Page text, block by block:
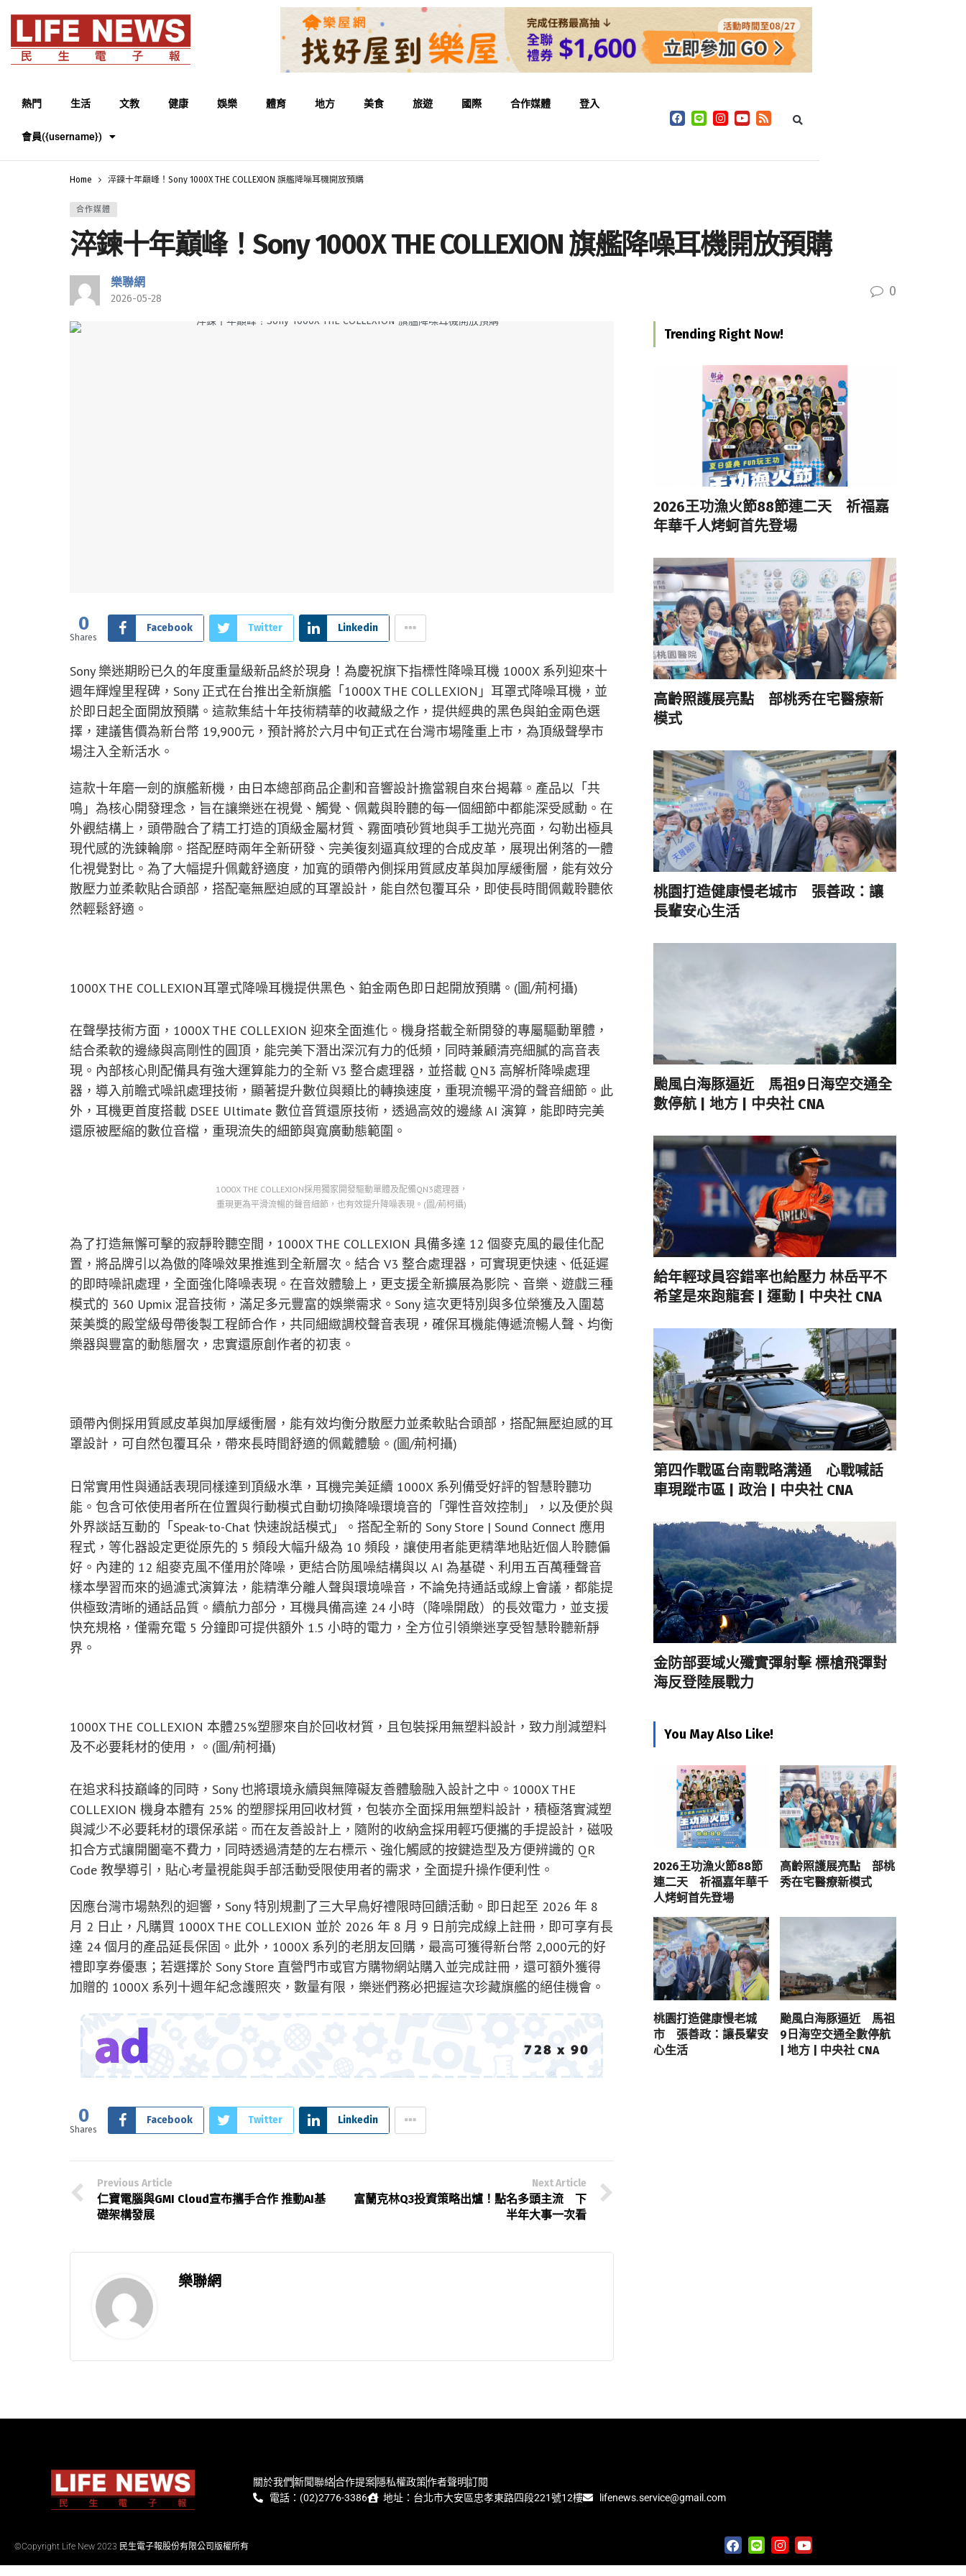
熱門 生活 文教 健康 娛樂 體育 地方 美食 旅遊 國際 合作媒體 登入
會員({username})
Home 淬鍊十年巔峰！Sony 1000X THE COLLEXION 旗艦降噪耳機開放預購
合作媒體
淬鍊十年巔峰！Sony 1000X THE COLLEXION 旗艦降噪耳機開放預購
樂聯網
2026-05-28 0
0
Shares
Facebook Twitter Linkedin
Sony 樂迷期盼已久的年度重量級新品終於現身！為慶祝旗下指標性降噪耳機 1000X 系列迎來十
週年輝煌里程碑，Sony 正式在台推出全新旗艦「1000X THE COLLEXION」耳罩式降噪耳機，並
於即日起全面開放預購。這款集結十年技術精華的收藏級之作，提供經典的黑色與鉑金兩色選
擇，建議售價為新台幣 19,900元，預計將於六月中旬正式在台灣市場隆重上市，為頂級聲學市
場注入全新活水。
這款十年磨一劍的旗艦新機，由日本總部商品企劃和音響設計擔當親自來台揭幕。產品以「共
鳴」為核心開發理念，旨在讓樂迷在視覺、觸覺、佩戴與聆聽的每一個細節中都能深受感動。在
外觀結構上，頭帶融合了精工打造的頂級金屬材質、霧面噴砂質地與手工拋光亮面，勾勒出極具
現代感的洗鍊輪廓。搭配歷時兩年全新研發、完美復刻逼真紋理的合成皮革，展現出俐落的一體
化視覺對比。為了大幅提升佩戴舒適度，加寬的頭帶內側採用質感皮革與加厚緩衝層，能有效分
散壓力並柔軟貼合頭部，搭配毫無壓迫感的耳罩設計，能自然包覆耳朵，即使長時間佩戴聆聽依
然輕鬆舒適。
1000X THE COLLEXION耳罩式降噪耳機提供黑色、鉑金兩色即日起開放預購。(圖/荊柯攝)
在聲學技術方面，1000X THE COLLEXION 迎來全面進化。機身搭載全新開發的專屬驅動單體，
結合柔軟的邊緣與高剛性的圓頂，能完美下潛出深沉有力的低頻，同時兼顧清亮細膩的高音表
現。內部核心則配備具有強大運算能力的全新 V3 整合處理器，並搭載 QN3 高解析降噪處理
器，導入前瞻式噪訊處理技術，顯著提升數位與類比的轉換速度，重現流暢平滑的聲音細節。此
外，耳機更首度搭載 DSEE Ultimate 數位音質還原技術，透過高效的邊緣 AI 演算，能即時完美
還原被壓縮的數位音檔，重現流失的細節與寬廣動態範圍。
1000X THE COLLEXION採用獨家開發驅動單體及配備QN3處理器，
重現更為平滑流暢的聲音細節，也有效提升降噪表現。(圖/荊柯攝)
為了打造無懈可擊的寂靜聆聽空間，1000X THE COLLEXION 具備多達 12 個麥克風的最佳化配
置，將品牌引以為傲的降噪效果推進到全新層次。結合 V3 整合處理器，可實現更快速、低延遲
的即時噪訊處理，全面強化降噪表現。在音效體驗上，更支援全新擴展為影院、音樂、遊戲三種
模式的 360 Upmix 混音技術，滿足多元豐富的娛樂需求。Sony 這次更特別與多位榮獲及入圍葛
萊美獎的殿堂級母帶後製工程師合作，共同細緻調校聲音表現，確保耳機能傳遞流暢人聲、均衡
樂器與豐富的動態層次，忠實還原創作者的初衷。
頭帶內側採用質感皮革與加厚緩衝層，能有效均衡分散壓力並柔軟貼合頭部，搭配無壓迫感的耳
罩設計，可自然包覆耳朵，帶來長時間舒適的佩戴體驗。(圖/荊柯攝)
日常實用性與通話表現同樣達到頂級水準，耳機完美延續 1000X 系列備受好評的智慧聆聽功
能。包含可依使用者所在位置與行動模式自動切換降噪環境音的「彈性音效控制」，以及便於與
外界談話互動的「Speak-to-Chat 快速說話模式」。搭配全新的 Sony Store | Sound Connect 應用
程式，等化器設定更從原先的 5 頻段大幅升級為 10 頻段，讓使用者能更精準地貼近個人聆聽偏
好。內建的 12 組麥克風不僅用於降噪，更結合防風噪結構與以 AI 為基礎、利用五百萬種聲音
樣本學習而來的過濾式演算法，能精準分離人聲與環境噪音，不論免持通話或線上會議，都能提
供極致清晰的通話品質。續航力部分，耳機具備高達 24 小時（降噪開啟）的長效電力，並支援
快充規格，僅需充電 5 分鐘即可提供額外 1.5 小時的電力，全方位引領樂迷享受智慧聆聽新靜
界。
1000X THE COLLEXION 本體25%塑膠來自於回收材質，且包裝採用無塑料設計，致力削減塑料
及不必要耗材的使用，。(圖/荊柯攝)
在追求科技巔峰的同時，Sony 也將環境永續與無障礙友善體驗融入設計之中。1000X THE
COLLEXION 機身本體有 25% 的塑膠採用回收材質，包裝亦全面採用無塑料設計，積極落實減塑
與減少不必要耗材的環保承諾。而在友善設計上，隨附的收納盒採用輕巧便攜的手提設計，磁吸
扣合方式讓開闔毫不費力，同時透過清楚的左右標示、強化觸感的按鍵造型及方便辨識的 QR
Code 教學導引，貼心考量視能與手部活動受限使用者的需求，全面提升操作便利性。
因應台灣市場熱烈的迴響，Sony 特別規劃了三大早鳥好禮限時回饋活動。即日起至 2026 年 8
月 2 日止，凡購買 1000X THE COLLEXION 並於 2026 年 8 月 9 日前完成線上註冊，即可享有長
達 24 個月的產品延長保固。此外，1000X 系列的老朋友回購，最高可獲得新台幣 2,000元的好
禮即享券優惠；若選擇於 Sony Store 直營門市或官方購物網站購入並完成註冊，還可額外獲得
加贈的 1000X 系列十週年紀念護照夾，數量有限，樂迷們務必把握這次珍藏旗艦的絕佳機會。
0
Shares
Facebook Twitter Linkedin
Previous Article
仁寶電腦與GMI Cloud宣布攜手合作 推動AI基
礎架構發展
Next Article
富蘭克林Q3投資策略出爐！點名多頭主流 下
半年大事一次看
樂聯網
Trending Right Now!
2026王功漁火節88節連二天 祈福嘉
年華千人烤蚵首先登場
高齡照護展亮點 部桃秀在宅醫療新
模式
桃園打造健康慢老城市 張善政：讓
長輩安心生活
颱風白海豚逼近 馬祖9日海空交通全
數停航 | 地方 | 中央社 CNA
給年輕球員容錯率也給壓力 林岳平不
希望是來跑龍套 | 運動 | 中央社 CNA
第四作戰區台南戰略溝通 心戰喊話
車現蹤市區 | 政治 | 中央社 CNA
金防部要域火殲實彈射擊 標槍飛彈對
海反登陸展戰力
You May Also Like!
2026王功漁火節88節
連二天 祈福嘉年華千
人烤蚵首先登場
高齡照護展亮點 部桃
秀在宅醫療新模式
桃園打造健康慢老城
市 張善政：讓長輩安
心生活
颱風白海豚逼近 馬祖
9日海空交通全數停航
| 地方 | 中央社 CNA
關於我們新聞聯絡合作提案隱私權政策作者聲明訂閱
電話：(02)2776-3386
地址：台北市大安區忠孝東路四段221號12樓 lifenews.service@gmail.com
©Copyright Life New 2023 民生電子報股份有限公司版權所有